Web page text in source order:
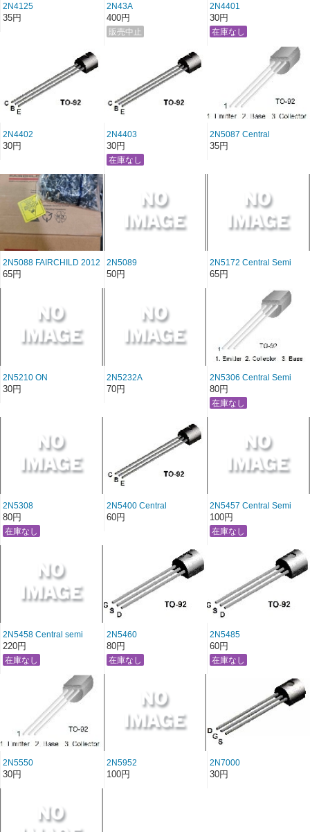
2N4125
35円
2N43A
400円
2N4401
30円
2N4402
30円
2N4403
30円
2N5087 Central
Semiconductor
35円
2N5088 FAIRCHILD 2012
年製造品
65円
2N5089
50円
2N5172 Central Semi
65円
2N5210 ON
Semiconductor / Fairchild
30円
2N5232A
70円
2N5306 Central Semi
80円
2N5308
80円
2N5400 Central
Semiconductor
60円
2N5457 Central Semi
100円
2N5458 Central semi
220円
2N5460
80円
2N5485
60円
2N5550
30円
2N5952
100円
2N7000
30円